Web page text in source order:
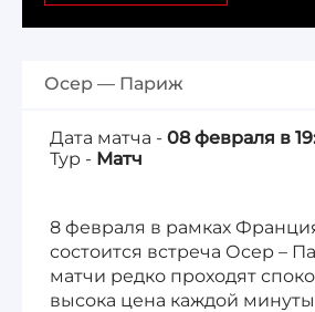
Чемпионат Саудовской Аравии
Осер — Париж
Дата матча - 08 февраля в
Тур - Матч
8 февраля в рамках
состоится встреча Осер –
матчи редко проходят
высока цена каждой